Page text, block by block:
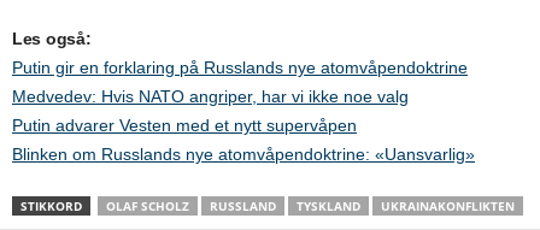
Les også:
Putin gir en forklaring på Russlands nye atomvåpendoktrine
Medvedev: Hvis NATO angriper, har vi ikke noe valg
Putin advarer Vesten med et nytt supervåpen
Blinken om Russlands nye atomvåpendoktrine: «Uansvarlig»
STIKKORD OLAF SCHOLZ RUSSLAND TYSKLAND UKRAINAKONFLIKTEN